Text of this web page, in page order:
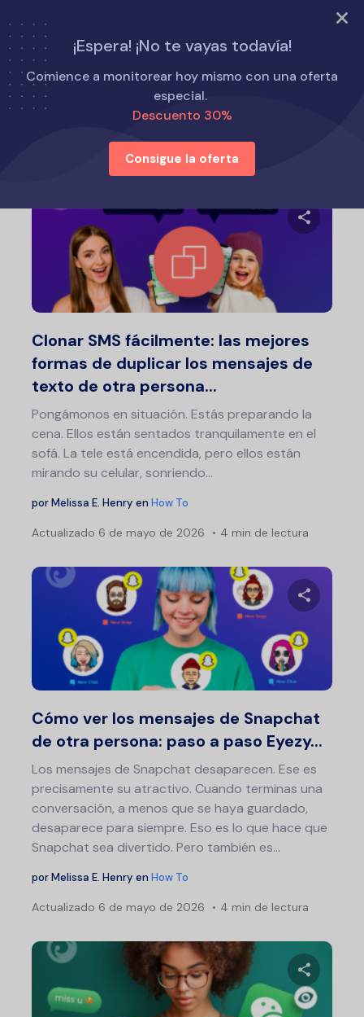
PRUEBA AHORA
¡Espera! ¡No te vayas todavía!
Comience a monitorear hoy mismo con una oferta
especial.
Descuento 30%
Consigue la oferta
Inicio Cómo
Cómo
Clonar SMS fácilmente: las mejores
formas de duplicar los mensajes de
texto de otra persona...
Pongámonos en situación. Estás preparando la
cena. Ellos están sentados tranquilamente en el
sofá. La tele está encendida, pero ellos están
mirando su celular, sonriendo...
porMelissa E. Henry en How To
Actualizado 6 de mayo de 2026 4 min de lectura
Cómo ver los mensajes de Snapchat
de otra persona: paso a paso Eyezy...
Los mensajes de Snapchat desaparecen. Ese es
precisamente su atractivo. Cuando terminas una
conversación, a menos que se haya guardado,
desaparece para siempre. Eso es lo que hace que
Snapchat sea divertido. Pero también es…
porMelissa E. Henry en How To
Actualizado 6 de mayo de 2026 4 min de lectura